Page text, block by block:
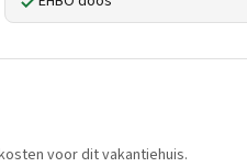
voor dit vakantiehuis.